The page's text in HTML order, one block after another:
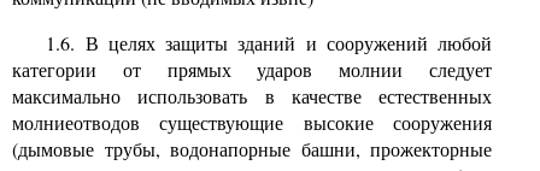
1.6. В целях защиты зданий и сооружений любой
категории от прямых ударов молнии следует
максимально использовать в качестве естественных
молниеотводов существующие высокие сооружения
(дымовые трубы, водонапорные башни, прожекторные